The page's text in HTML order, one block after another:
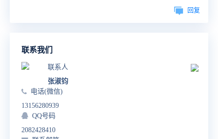
回复
联系我们
联系人
张淑钧
电话(微信)
13156280939
QQ号码
2082428410